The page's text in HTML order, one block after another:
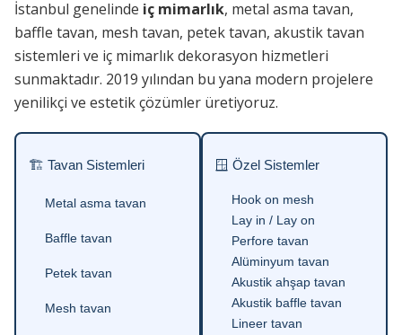
İstanbul genelinde iç mimarlık, metal asma tavan,
baffle tavan, mesh tavan, petek tavan, akustik tavan
sistemleri ve iç mimarlık dekorasyon hizmetleri
sunmaktadır. 2019 yılından bu yana modern projelere
yenilikçi ve estetik çözümler üretiyoruz.
🏗 Tavan Sistemleri
Metal asma tavan
Baffle tavan
Petek tavan
Mesh tavan
🪟 Özel Sistemler
Hook on mesh
Lay in / Lay on
Perfore tavan
Alüminyum tavan
Akustik ahşap tavan
Akustik baffle tavan
Lineer tavan